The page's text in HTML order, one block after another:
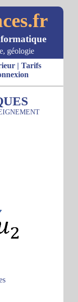
géologie
| Tarifs